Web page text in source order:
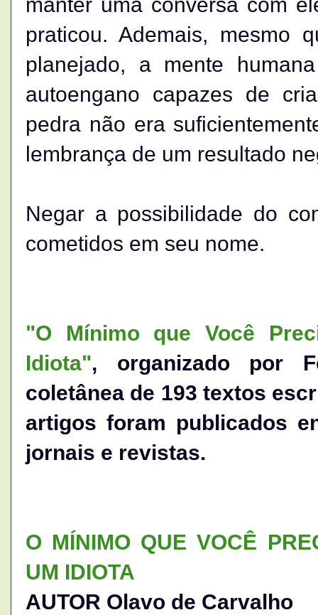
manter uma conversa com
praticou. Ademais, mesmo
planejado, a mente
autoengano capazes de
pedra não era
lembrança de um resultado
Negar a possibilidade do
cometidos em seu nome.
"O Mínimo que Você
Idiota", organizado por
coletânea de 193 textos
artigos foram publicados
jornais e revistas.
O MÍNIMO QUE VOCÊ
UM IDIOTA
AUTOR Olavo de Carvalho